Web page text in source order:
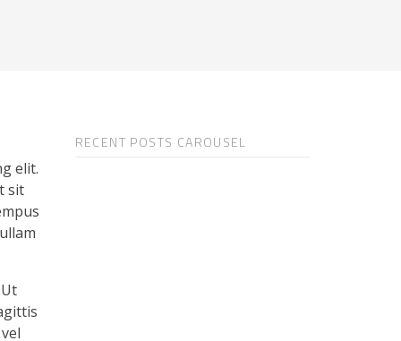
elit.
sit
RECENT POSTS CAROUSEL